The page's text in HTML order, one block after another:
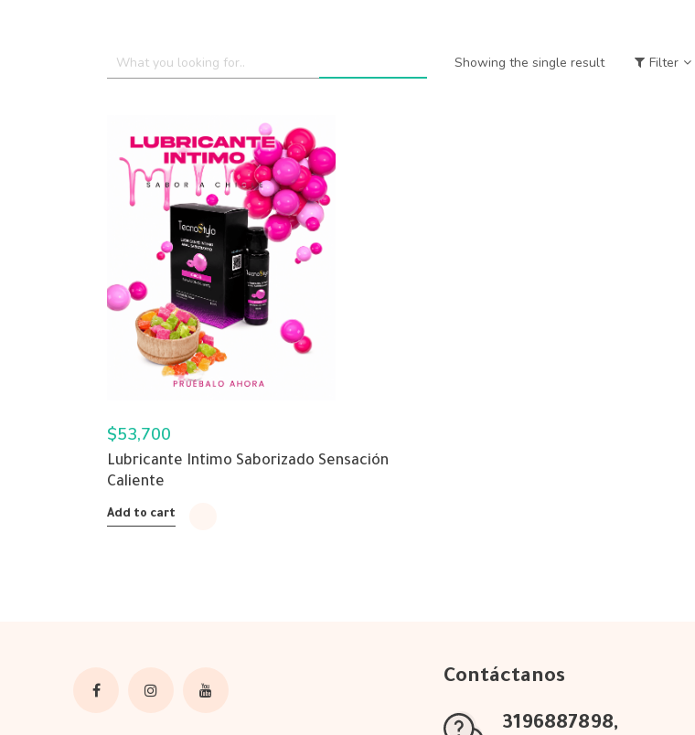
Showing the single result Filter
$53,700
Lubricante Intimo Saborizado Sensación
Caliente
Add to cart
Contáctanos
3196887898